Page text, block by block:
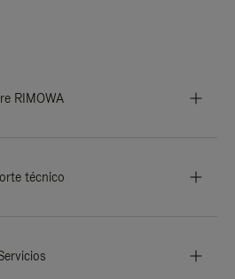
RIMOWA
técnico